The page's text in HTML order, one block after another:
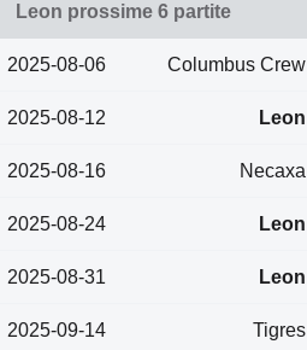
Leon prossime 6 partite
2025-08-06 Columbus Crew
2025-08-12 Leon
2025-08-16 Necaxa
2025-08-24 Leon
2025-08-31 Leon
2025-09-14 Tigres